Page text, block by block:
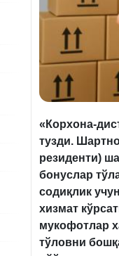
«Корхона-
тузди.
резиденти)
бонуслар
содиқлик
хизмат
мукофотлар
тўловни